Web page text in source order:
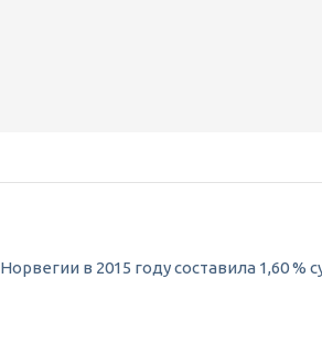
в 2015 году составила 1,60 %